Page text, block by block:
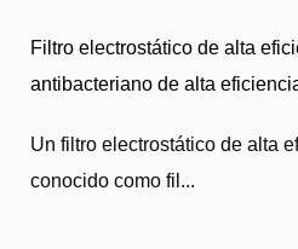
Filtro electrostático de alta
antibacteriano de alta
Un filtro electrostático de alta
conocido como fil...